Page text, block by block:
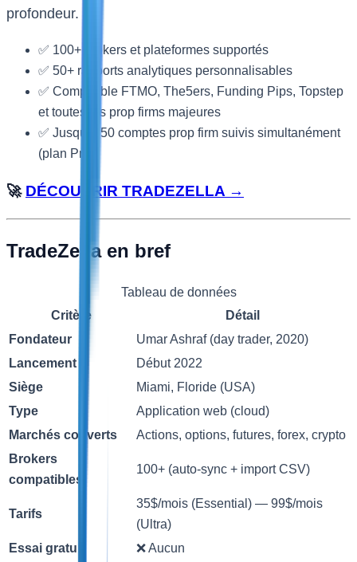
profondeur.
✅ 100+ brokers et plateformes supportés
✅ 50+ rapports analytiques personnalisables
✅ Compatible FTMO, The5ers, Funding Pips, Topstep
et toutes les prop firms majeures
✅ Jusqu’à 50 comptes prop firm suivis simultanément
(plan Pro)
🚀 DÉCOUVRIR TRADEZELLA →
TradeZella en bref
Tableau de données
Critère
Détail
Fondateur
Umar Ashraf (day trader, 2020)
Lancement
Début 2022
Siège
Miami, Floride (USA)
Type
Application web (cloud)
Marchés couverts
Actions, options, futures, forex, crypto
Brokers
compatibles
100+ (auto-sync + import CSV)
Tarifs
35$/mois (Essential) — 99$/mois
(Ultra)
Essai gratuit
❌ Aucun